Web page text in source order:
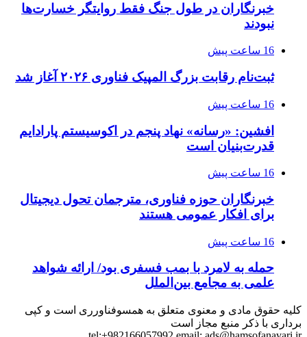
خبرنگاران در طول جنگ فقط روایتگر خسارت‌ها
نبودند
16 ساعت پیش
ثبت‌نام رقابت بزرگ المپیک فناوری ۲۰۲۶ آغاز شد
16 ساعت پیش
افشین: «رسانه» نهاد پنجم در اکوسیستم پارادایم
قدرت‌بنیان است
16 ساعت پیش
خبرنگاران حوزه فناوری، مترجمان تحول دیجیتال
برای افکار عمومی هستند
16 ساعت پیش
حمله به لامرد با بمب فسفری بود/ ارائه شواهد
علمی به مجامع بین‌الملل
کلیه حقوق مادی و معنوی متعلق به همسوفناورری است و کپی
برداری با ذکر منبع مجاز است